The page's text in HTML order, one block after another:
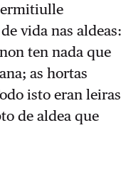
vida nas aldeas:
ten nada que
as hortas
isto eran leiras
de aldea que